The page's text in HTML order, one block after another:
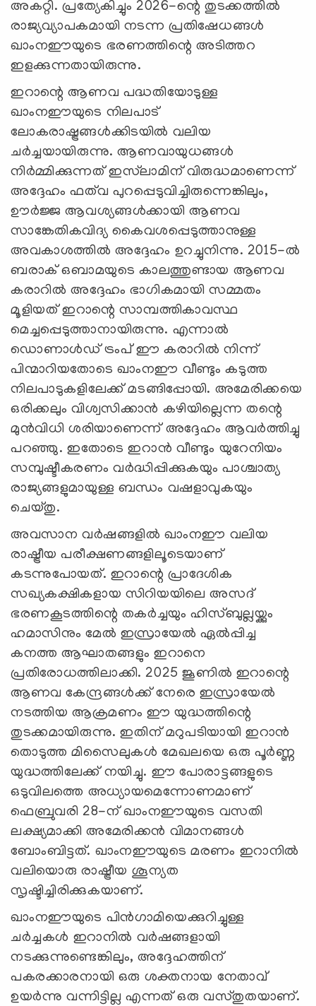
അകറ്റി. പ്രത്യേകിച്ചും 2026-ന്റെ തുടക്കത്തിൽ
രാജ്യവ്യാപകമായി നടന്ന പ്രതിഷേധങ്ങൾ
ഖാംനഈയുടെ ഭരണത്തിന്റെ അടിത്തറ
ഇളക്കുന്നതായിരുന്നു.
ഇറാന്റെ ആണവ പദ്ധതിയോടുള്ള
ഖാംനഈയുടെ നിലപാട്
ലോകരാഷ്ട്രങ്ങൾക്കിടയിൽ വലിയ
ചർച്ചയായിരുന്നു. ആണവായുധങ്ങൾ
നിർമ്മിക്കുന്നത് ഇസ്‍ലാമിന് വിരുദ്ധമാണെന്ന്
അദ്ദേഹം ഫത്‍വ പുറപ്പെടുവിച്ചിരുന്നെങ്കിലും,
ഊർജ്ജ ആവശ്യങ്ങൾക്കായി ആണവ
സാങ്കേതികവിദ്യ കൈവശപ്പെടുത്താനുള്ള
അവകാശത്തിൽ അദ്ദേഹം ഉറച്ചുനിന്നു. 2015-ൽ
ബരാക് ഒബാമയുടെ കാലത്തുണ്ടായ ആണവ
കരാറിൽ അദ്ദേഹം ഭാഗികമായി സമ്മതം
മൂളിയത് ഇറാന്റെ സാമ്പത്തികാവസ്ഥ
മെച്ചപ്പെടുത്താനായിരുന്നു. എന്നാൽ
ഡൊണാൾഡ് ട്രംപ് ഈ കരാറിൽ നിന്ന്
പിന്മാറിയതോടെ ഖാംനഈ വീണ്ടും കടുത്ത
നിലപാടുകളിലേക്ക് മടങ്ങിപ്പോയി. അമേരിക്കയെ
ഒരിക്കലും വിശ്വസിക്കാൻ കഴിയില്ലെന്ന തന്റെ
മുൻവിധി ശരിയാണെന്ന് അദ്ദേഹം ആവർത്തിച്ചു
പറഞ്ഞു. ഇതോടെ ഇറാൻ വീണ്ടും യുറേനിയം
സമ്പുഷ്ടീകരണം വർദ്ധിപ്പിക്കുകയും പാശ്ചാത്യ
രാജ്യങ്ങളുമായുള്ള ബന്ധം വഷളാവുകയും
ചെയ്തു.
അവസാന വർഷങ്ങളിൽ ഖാംനഈ വലിയ
രാഷ്ട്രീയ പരീക്ഷണങ്ങളിലൂടെയാണ്
കടന്നുപോയത്. ഇറാന്റെ പ്രാദേശിക
സഖ്യകക്ഷികളായ സിറിയയിലെ അസദ്
ഭരണകൂടത്തിന്റെ തകർച്ചയും ഹിസ്ബുല്ലയ്ക്കും
ഹമാസിനും മേൽ ഇസ്രായേൽ ഏൽപ്പിച്ച
കനത്ത ആഘാതങ്ങളും ഇറാനെ
പ്രതിരോധത്തിലാക്കി. 2025 ജൂണിൽ ഇറാന്റെ
ആണവ കേന്ദ്രങ്ങൾക്ക് നേരെ ഇസ്രായേൽ
നടത്തിയ ആക്രമണം ഈ യുദ്ധത്തിന്റെ
തുടക്കമായിരുന്നു. ഇതിന് മറുപടിയായി ഇറാൻ
തൊടുത്ത മിസൈലുകൾ മേഖലയെ ഒരു പൂർണ്ണ
യുദ്ധത്തിലേക്ക് നയിച്ചു. ഈ പോരാട്ടങ്ങളുടെ
ഒടുവിലത്തെ അധ്യായമെന്നോണമാണ്
ഫെബ്രുവരി 28-ന് ഖാംനഈയുടെ വസതി
ലക്ഷ്യമാക്കി അമേരിക്കൻ വിമാനങ്ങൾ
ബോംബിട്ടത്. ഖാംനഈയുടെ മരണം ഇറാനിൽ
വലിയൊരു രാഷ്ട്രീയ ശൂന്യത
സൃഷ്ടിച്ചിരിക്കുകയാണ്.
ഖാംനഈയുടെ പിൻഗാമിയെക്കുറിച്ചുള്ള
ചർച്ചകൾ ഇറാനിൽ വർഷങ്ങളായി
നടക്കുന്നുണ്ടെങ്കിലും, അദ്ദേഹത്തിന്
പകരക്കാരനായി ഒരു ശക്തനായ നേതാവ്
ഉയർന്നു വന്നിട്ടില്ല എന്നത് ഒരു വസ്തുതയാണ്.